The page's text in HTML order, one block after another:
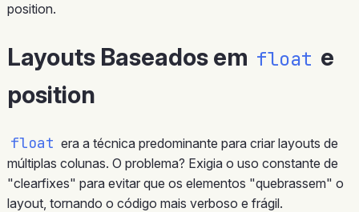
position.
Layouts Baseados em float e
position
float era a técnica predominante para criar layouts de
múltiplas colunas. O problema? Exigia o uso constante de
"clearfixes" para evitar que os elementos "quebrassem" o
layout, tornando o código mais verboso e frágil.